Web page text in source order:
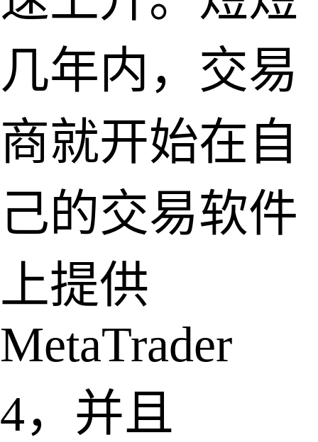
几年内，交易
商就开始在自
己的交易软件
上提供
MetaTrader
4，并且